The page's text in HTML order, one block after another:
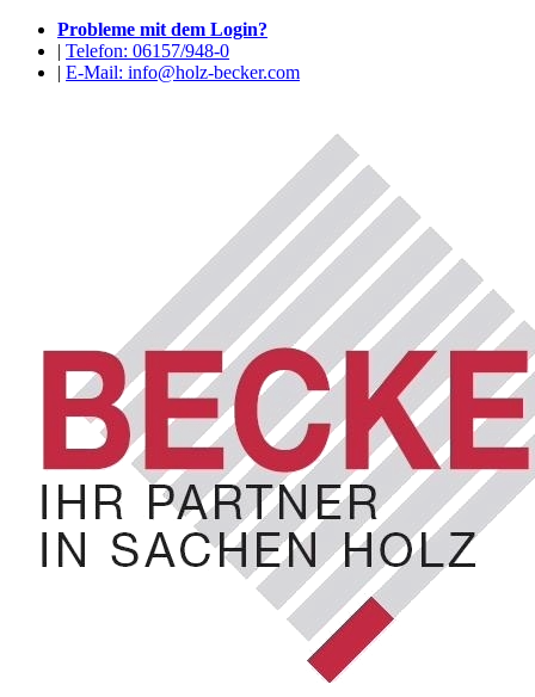
Probleme mit dem Login?
| Telefon: 06157/948-0
| E-Mail: info@holz-becker.com